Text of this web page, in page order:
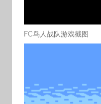
FC鸟人战队游戏截图